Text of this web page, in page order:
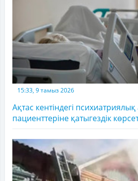
15:33, 9 тамыз 2026
Ақтас кентіндегі
пациенттеріне қатыгездік